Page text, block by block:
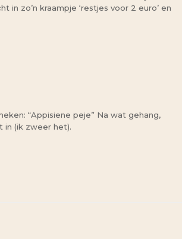
zo’n kraampje ‘restjes voor 2 euro’ en
“Appisiene peje” Na wat gehang,
in (ik zweer het).